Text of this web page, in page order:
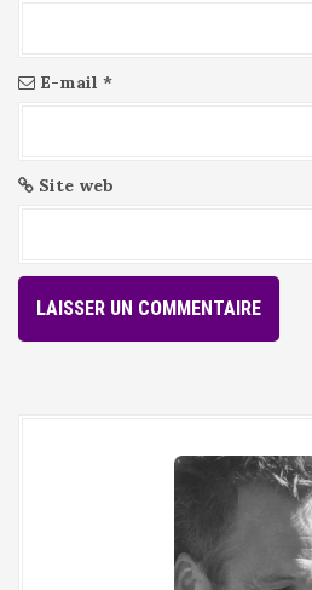
E-mail *
Site web